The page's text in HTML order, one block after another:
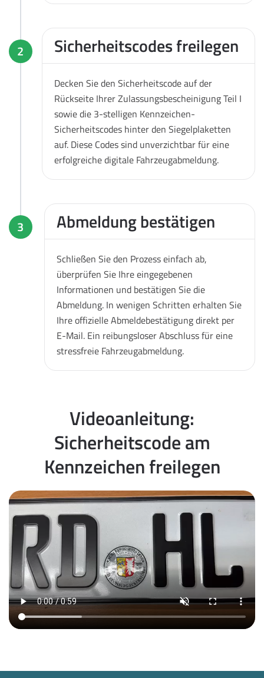
2 Sicherheitscodes freilegen
Decken Sie den Sicherheitscode auf der
Rückseite Ihrer Zulassungsbescheinigung Teil I
sowie die 3-stelligen Kennzeichen-
Sicherheitscodes hinter den Siegelplaketten
auf. Diese Codes sind unverzichtbar für eine
erfolgreiche digitale Fahrzeugabmeldung.
3 Abmeldung bestätigen
Schließen Sie den Prozess einfach ab,
überprüfen Sie Ihre eingegebenen
Informationen und bestätigen Sie die
Abmeldung. In wenigen Schritten erhalten Sie
Ihre offizielle Abmeldebestätigung direkt per
E-Mail. Ein reibungsloser Abschluss für eine
stressfreie Fahrzeugabmeldung.
Videoanleitung:
Sicherheitscode am
Kennzeichen freilegen